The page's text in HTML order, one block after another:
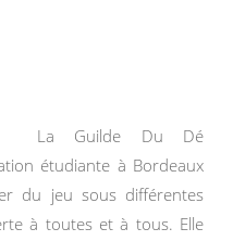
La Guilde Du Dé
étudiante à Bordeaux
du jeu sous différentes
à toutes et à tous. Elle